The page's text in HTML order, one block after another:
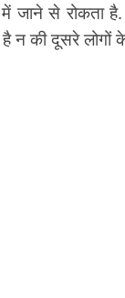
में जाने से
न की दूसरे लोगों